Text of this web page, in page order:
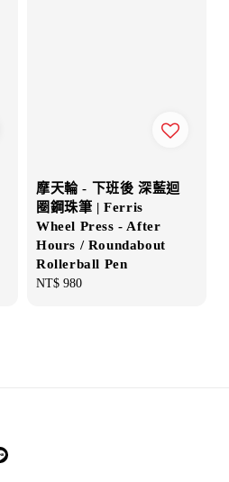
摩天輪 - 下班後 深藍迴
圈鋼珠筆 | Ferris
Wheel Press - After
Hours / Roundabout
Rollerball Pen
Regular
NT$ 980